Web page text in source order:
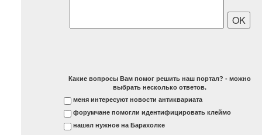
Какие вопросы Вам помог решить наш портал? - можно
выбрать несколько ответов.
меня интересуют новости антиквариата
форумчане помогли идентифицировать клеймо
нашел нужное на Барахолке